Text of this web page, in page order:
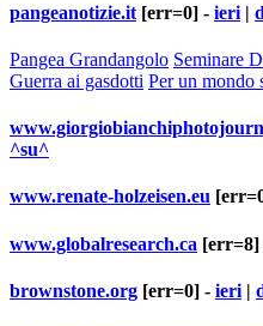
pangeanotizie.it [err=0] - ieri |
Pangea Grandangolo Seminare
Guerra ai gasdotti Per un mondo
^su^
www.renate-holzeisen.eu
www.globalresearch.ca [err=8]
brownstone.org [err=0] - ieri |